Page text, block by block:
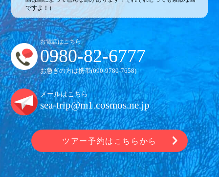
ですよ！）
お電話はこちら
0980-82-6777
お急ぎの方は携帯(090-9780-7658)
メールはこちら
sea-trip@m1.cosmos.ne.jp
ツアー予約はこちらから